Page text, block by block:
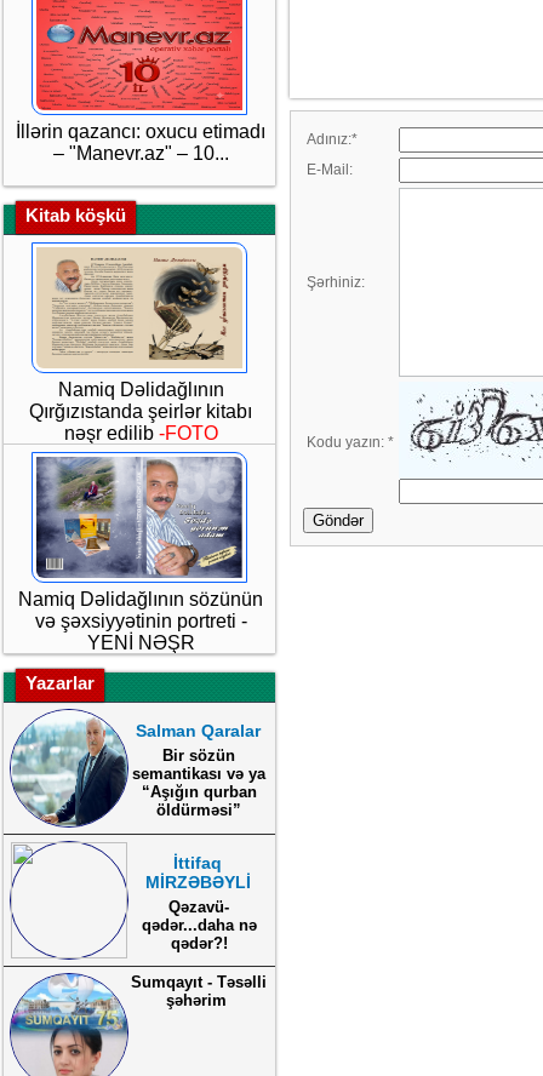
İllərin qazancı: oxucu etimadı
– "Manevr.az" – 10...
Kitab köşkü
Namiq Dəlidağlının
Qırğızıstanda şeirlər kitabı
nəşr edilib -FOTO
Namiq Dəlidağlının sözünün
və şəxsiyyətinin portreti -
YENİ NƏŞR
Yazarlar
Salman Qaralar
Bir sözün
semantikası və ya
“Aşığın qurban
öldürməsi”
İttifaq
MİRZƏBƏYLİ
Qəzavü-
qədər...daha nə
qədər?!
Sumqayıt - Təsəlli
şəhərim
Adınız:*
E-Mail:
Şərhiniz:
Kodu yazın: *
Göndər